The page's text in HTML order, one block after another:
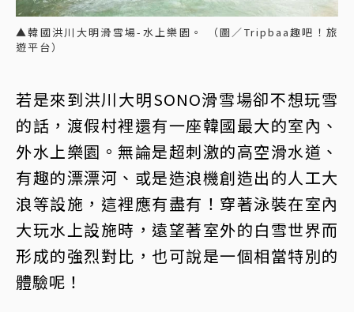
▲韓國洪川大明滑雪場-水上樂園。 （圖／Tripbaa趣吧！旅
遊平台）
若是來到洪川大明SONO滑雪場卻不想玩雪
的話，渡假村裡還有一座韓國最大的室內、
外水上樂園。無論是超刺激的高空滑水道、
有趣的漂漂河、或是造浪機創造出的人工大
浪等設施，這裡應有盡有！穿著泳裝在室內
大玩水上設施時，遠望著室外的白雪世界而
形成的強烈對比，也可說是一個相當特別的
體驗呢！